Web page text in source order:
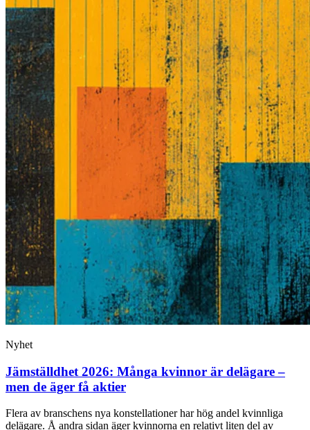
Nyhet
Jämställdhet 2026: Många kvinnor är delägare –
men de äger få aktier
Flera av branschens nya konstellationer har hög andel kvinnliga
delägare. Å andra sidan äger kvinnorna en relativt liten del av